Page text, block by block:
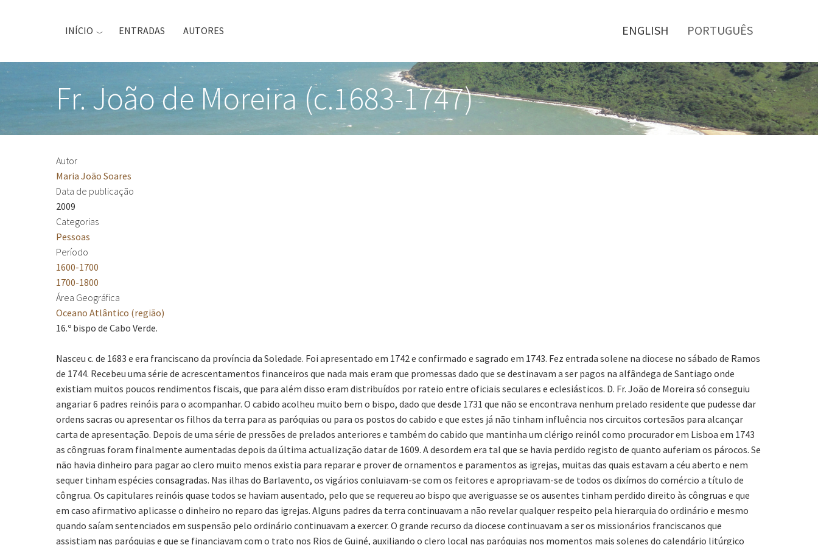
principal
ENGLISH PORTUGUÊS
INÍCIO ENTRADAS AUTORES
Fr. João de Moreira (c.1683-1747)
Autor
Maria João Soares
Data de publicação
2009
Categorias
Pessoas
Período
1600-1700
1700-1800
Área Geográfica
Oceano Atlântico (região)
16.º bispo de Cabo Verde.
Nasceu c. de 1683 e era franciscano da província da Soledade. Foi apresentado em 1742 e confirmado e sagrado em 1743. Fez entrada solene na diocese no sábado de Ramos
de 1744. Recebeu uma série de acrescentamentos financeiros que nada mais eram que promessas dado que se destinavam a ser pagos na alfândega de Santiago onde
existiam muitos poucos rendimentos fiscais, que para além disso eram distribuídos por rateio entre oficiais seculares e eclesiásticos. D. Fr. João de Moreira só conseguiu
angariar 6 padres reinóis para o acompanhar. O cabido acolheu muito bem o bispo, dado que desde 1731 que não se encontrava nenhum prelado residente que pudesse dar
ordens sacras ou apresentar os filhos da terra para as paróquias ou para os postos do cabido e que estes já não tinham influência nos circuitos cortesãos para alcançar
carta de apresentação. Depois de uma série de pressões de prelados anteriores e também do cabido que mantinha um clérigo reinól como procurador em Lisboa em 1743
as côngruas foram finalmente aumentadas depois da última actualização datar de 1609. A desordem era tal que se havia perdido registo de quanto auferiam os párocos. Se
não havia dinheiro para pagar ao clero muito menos existia para reparar e prover de ornamentos e paramentos as igrejas, muitas das quais estavam a céu aberto e nem
sequer tinham espécies consagradas. Nas ilhas do Barlavento, os vigários conluiavam-se com os feitores e apropriavam-se de todos os dixímos do comércio a título de
côngrua. Os capitulares reinóis quase todos se haviam ausentado, pelo que se requereu ao bispo que averiguasse se os ausentes tinham perdido direito às côngruas e que
em caso afirmativo aplicasse o dinheiro no reparo das igrejas. Alguns padres da terra continuavam a não revelar qualquer respeito pela hierarquia do ordinário e mesmo
quando saíam sentenciados em suspensão pelo ordinário continuavam a exercer. O grande recurso da diocese continuavam a ser os missionários franciscanos que
assistiam nas paróquias e que se financiavam com o trato nos Rios de Guiné, auxiliando o clero local nas paróquias nos momentos mais solenes do calendário litúrgico